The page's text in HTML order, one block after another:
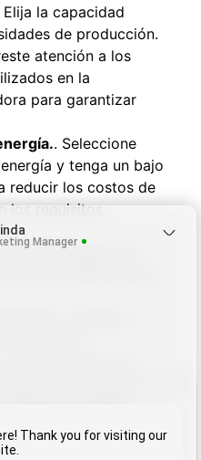
Elija la capacidad
de producción.
atención a los
en la
para garantizar
. Seleccione
y tenga un bajo
reducir los costos de
requisitos
la máquina sin
la dificultad de
fabricante,
en servicio,
de los equipos.
perfecto servicio
que los problemas
solucionarse a
Manager
Thank you for visiting our